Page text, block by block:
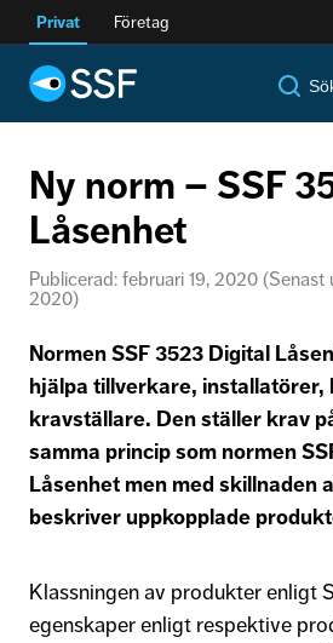
Privat Företag
Ny norm – SSF
Låsenhet
Publicerad: februari 19, 2020
2020)
Normen SSF 3523 Digital
hjälpa tillverkare, installatörer,
kravställare. Den ställer krav
samma princip som normen
Låsenhet men med skillnaden
beskriver uppkopplade
Klassningen av produkter enligt
egenskaper enligt respektive